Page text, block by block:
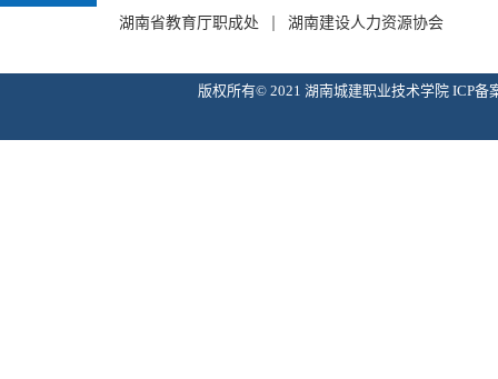
湖南省教育厅职成处
湖南建设人力资源协会
版权所有© 2021 湖南城建职业技术学院 ICP备